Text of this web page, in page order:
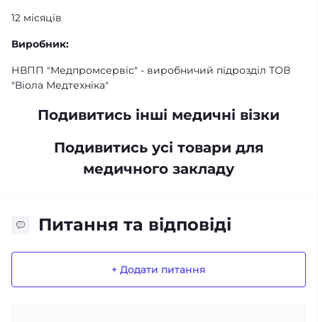
12 місяців
Виробник:
НВПП "Медпромсервіс" - виробничий підрозділ ТОВ
"Віола Медтехніка"
Подивитись інші медичні візки
Подивитись усі товари для
медичного закладу
Питання та відповіді
+ Додати питання